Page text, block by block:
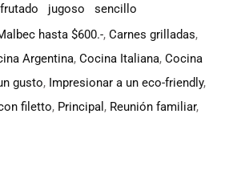
jugoso
sencillo
hasta $600.-, Carnes grilladas,
Argentina, Cocina Italiana, Cocina
gusto, Impresionar a un eco-friendly,
filetto, Principal , Reunión familiar,